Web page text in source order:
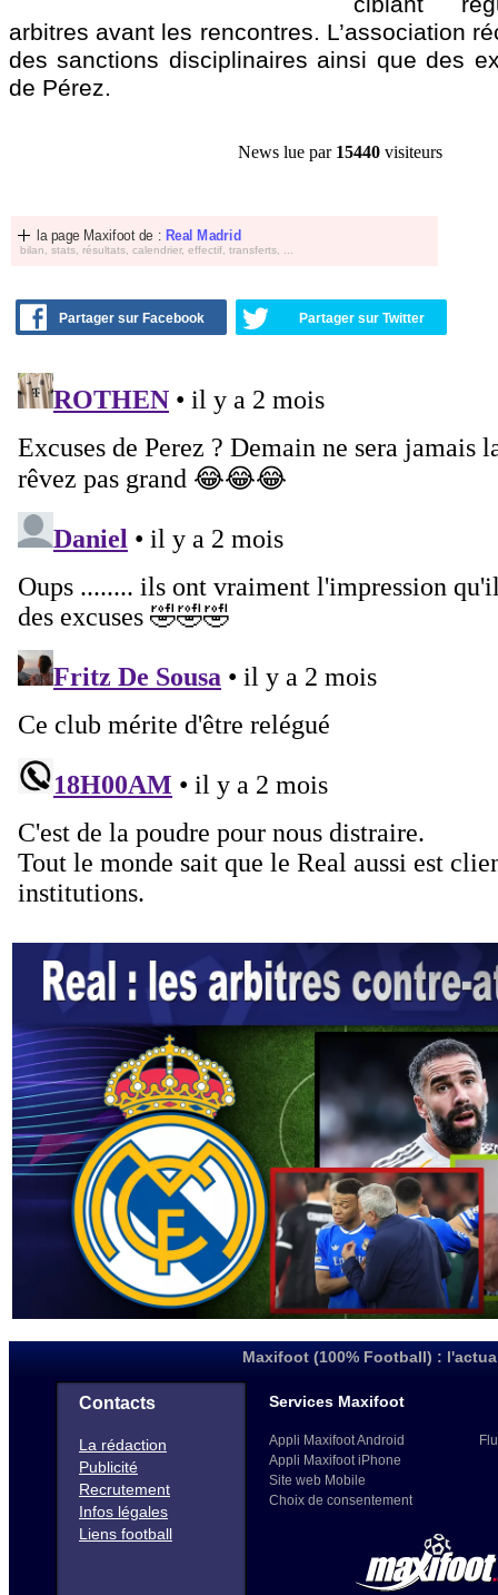
arbitres avant les rencontres. L’association
des sanctions disciplinaires ainsi que des
de Pérez.
News lue par 15440 visiteurs
la page Maxifoot de : Real Madrid
bilan, stats, résultats, calendrier, effectif, transferts, ...
Partager sur Facebook Partager sur Twitter
Maxifoot (100% Football) :
Contacts
La rédaction
Publicité
Recrutement
Infos légales
Liens football
Services Maxifoot
Appli Maxifoot Android
Appli Maxifoot iPhone
Site web Mobile
Choix de consentement